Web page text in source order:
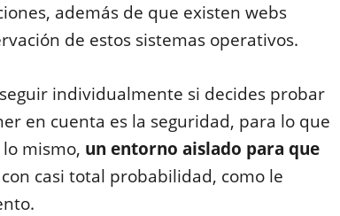
además de que existen webs
de estos sistemas operativos.
individualmente si decides probar
en cuenta es la seguridad, para lo que
mismo, un entorno aislado para que
casi total probabilidad, como le